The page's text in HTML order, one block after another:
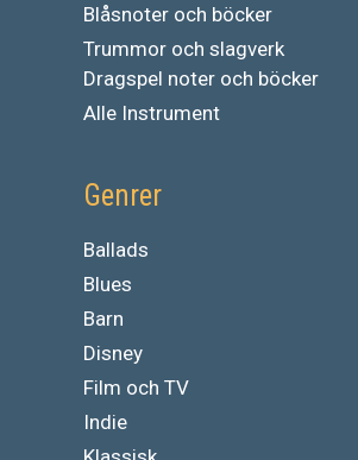
Blåsnoter och böcker
Trummor och slagverk
Dragspel noter och böcker
Alle Instrument
Genrer
Ballads
Blues
Barn
Disney
Film och TV
Indie